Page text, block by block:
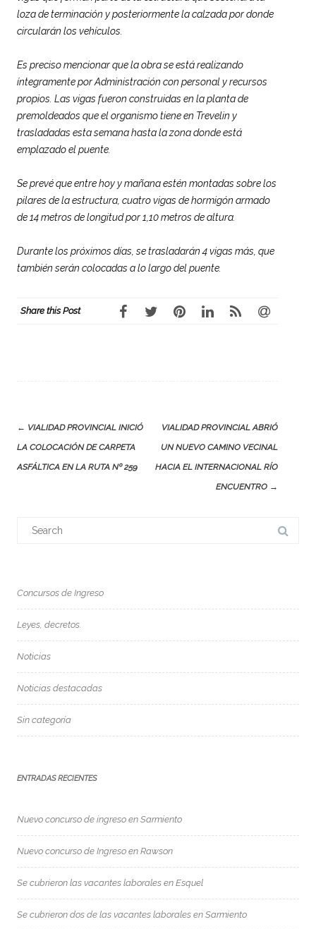
loza de terminación y posteriormente la calzada por donde
circularán los vehículos.
Es preciso mencionar que la obra se está realizando
íntegramente por Administración con personal y recursos
propios. Las vigas fueron construidas en la planta de
premoldeados que el organismo tiene en Trevelin y
trasladadas esta semana hasta la zona donde está
emplazado el puente.
Se prevé que entre hoy y mañana estén montadas sobre los
pilares de la estructura, cuatro vigas de hormigón armado
de 14 metros de longitud por 1,10 metros de altura.
Durante los próximos días, se trasladarán 4 vigas más, que
también serán colocadas a lo largo del puente.
Share this Post
Post
navigation
← VIALIDAD PROVINCIAL INICIÓ
LA COLOCACIÓN DE CARPETA
ASFÁLTICA EN LA RUTA Nº 259
VIALIDAD PROVINCIAL ABRIÓ
UN NUEVO CAMINO VECINAL
HACIA EL INTERNACIONAL RÍO
ENCUENTRO →
Concursos de Ingreso
Leyes, decretos.
Noticias
Noticias destacadas
Sin categoría
ENTRADAS RECIENTES
Nuevo concurso de ingreso en Sarmiento
Nuevo concurso de Ingreso en Rawson
Se cubrieron las vacantes laborales en Esquel
Se cubrieron dos de las vacantes laborales en Sarmiento